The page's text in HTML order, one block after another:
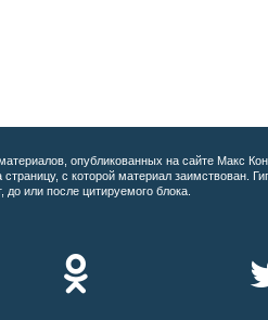
опубликованных на сайте Макс
страницу, с которой материал заимствован.
до или после цитируемого блока.